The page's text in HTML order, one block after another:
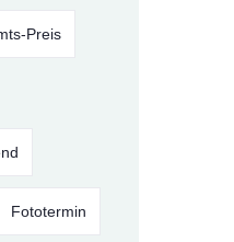
Preis
Fototermin